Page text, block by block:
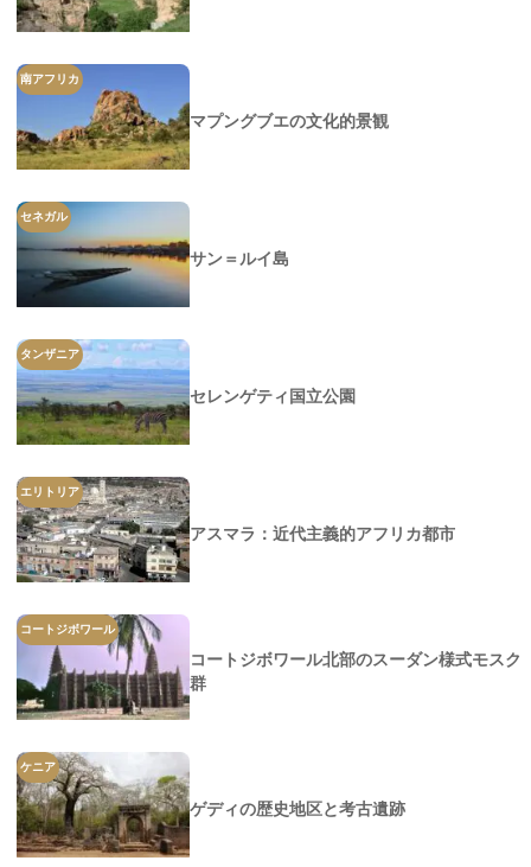
南アフリカ
マプングブエの文化的景観
セネガル
サン＝ルイ島
タンザニア
セレンゲティ国立公園
エリトリア
アスマラ：近代主義的アフリカ都市
コートジボワール
コートジボワール北部のスーダン様式モスク
群
ケニア
ゲディの歴史地区と考古遺跡